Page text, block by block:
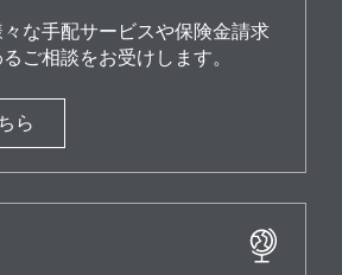
な手配サービスや保険金請求
ご相談をお受けします。
ら